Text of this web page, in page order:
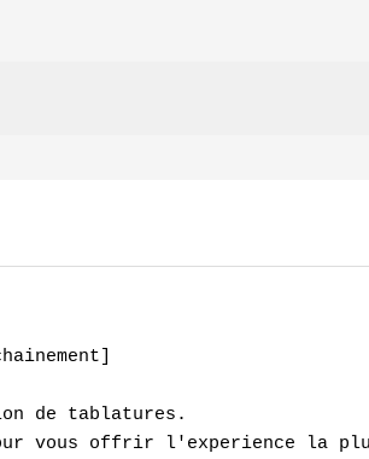
de tablatures.
vous offrir l'experience la